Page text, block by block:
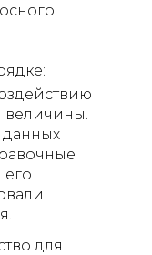
величины.
данных
для